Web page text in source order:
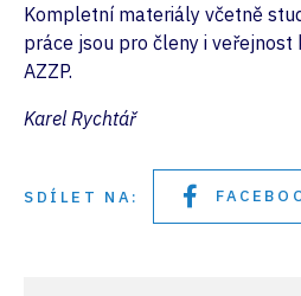
Kompletní materiály včetně
práce jsou pro členy i veřejnost
AZZP.
Karel Rychtář
SDÍLET NA: